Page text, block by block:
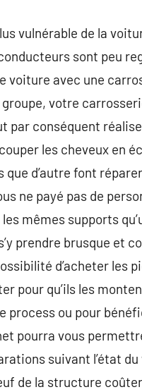
vulnérable de la
sont peu
voiture avec une
groupe, votre
par conséquent
les cheveux en
d’autre font
ne payé pas de
mêmes supports
prendre brusque et
d’acheter les
pour qu’ils les
process ou pour
pourra vous
suivant l’état
de la structure